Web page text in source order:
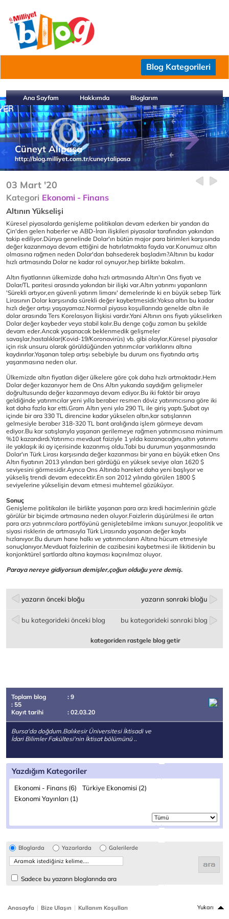
Blog Kategorileri
Ana Sayfam Hakkımda Bloglarım
Cüneyt Alipaşa
http://blog.milliyet.com.tr/cuneytalipasa
03 Mart '20
Kategori Ekonomi - Finans
Altının Yükselişi
Küresel piyasalarda genişleme politikaları devam ederken bir yandan da
Çin'den gelen haberler ve ABD-İran ilişkileri piyasalar tarafından yakından
takip ediliyor.Dünya genelinde Dolar'ın bütün major para birimleri karşısında
değer kazanmaya devam ettiğini de hatırlatmakta fayda var.Konumuz altın
olmasına rağmen neden Dolar'dan bahsederek başladım?Altının bu kadar
hızlı artmasında Dolar ne kadar rol oynuyor,hep birlikte bakalım.
Altın fiyatlarının ülkemizde daha hızlı artmasında Altın'ın Ons fiyatı ve
Dolar/TL paritesi arasında yakından bir ilişki var.Altın yatırımı yapanların
'Sürekli artıyor,en güvenli yatırım limanı' demelerinde ki en büyük sebep Türk
Lirasının Dolar karşısında sürekli değer kaybetmesidir.Yoksa altın bu kadar
hızlı değer artışı yaşayamaz.Normal piyasa koşullarında genelde altın ile
dolar arasında Ters Korelasyon İlişkisi vardır.Yani Altının ons fiyatı yükselirken
Dolar değer kaybeder veya stabil kalır.Bu denge çoğu zaman bu şekilde
devam eder.Ancak yaşanacak beklenmedik gelişmeler
savaşlar,hastalıklar(Kovid-19/Koronavirüs) vb. gibi olaylar,Küresel piyasalar
için risk unsuru olarak görüldüğünden yatırımcılar varlıklarını altına
kaydırırlar.Yaşanan talep artışı sebebiyle bu durum ons fiyatında artış
yaşanmasına neden olur.
Ülkemizde altın fiyatları diğer ülkelere göre çok daha hızlı artmaktadır.Hem
Dolar değer kazanıyor hem de Ons Altın yukarıda saydığım gelişmeler
doğrultusunda değer kazanmaya devam ediyor.Bu iki faktör bir araya
geldiğinde yatırımcılar yeni yılla beraber resmen döviz yatırımcısına göre iki
kat daha fazla kar etti.Gram Altın yeni yıla 290 TL ile giriş yaptı.Şubat ayı
içinde bir ara 330 TL direncine kadar yükselen altın,kar satışlarının
gelmesiyle beraber 318-320 TL bant aralığında işlem görmeye devam
ediyor.Bu kar satışlarıyla yaşanan gerilemeye rağmen yatırımcısına minimum
%10 kazandırdı.Yatırımcı mevduat faiziyle 1 yılda kazanacağını,altın yatırımı
ile yaklaşık iki ay içerisinde kazanmış oldu.Tabi bu durumun yaşanmasında
Dolar'ın Türk Lirası karşısında değer kazanması bir yana en büyük etken Ons
Altın fiyatının 2013 yılından beri gördüğü en yüksek seviye olan 1620 $
seviyesini görmesidir.Ayrıca Ons Altında hareket daha yeni başlıyor ve
yükseliş trendi devam edecektir.En son 2012 yılında görülen 1800 $
seviyelerine yükselişin devam etmesi muhtemel gözüküyor.
Sonuç
Genişleme politikaları ile birlikte yaşanan para arzı kredi hacimlerinin gözle
görülür bir biçimde artmasına neden oluyor.Faizlerin düşürülmesi ile artan
para arzı yatırımcılara portföyünü genişletebilme imkanı sunuyor.Jeopolitik ve
siyasi risklerin de artmasıyla Türk Lirasında yaşanan değer kaybı
hızlanıyor.Bu durum hane halkı ve yatırımcıların Altına hücum etmesiyle
sonuçlanıyor.Mevduat faizlerinin de cazibesini kaybetmesi ile likitidenin bu
konjonktürel şartlarda altına kayması kaçınılmaz oluyor.
Paraya nereye gidiyorsun demişler,çoğun olduğu yere demiş.
yazarın önceki bloğu yazarın sonraki bloğu
bu kategorideki önceki blog bu kategorideki sonraki blog
kategoriden rastgele blog getir
Toplam blog
: 9
: 55
Kayıt tarihi
: 02.03.20
Bursa'da doğdum.Balıkesir Üniversitesi İktisadi ve
İdari Bilimler Fakültesi'nin İktisat bölümünü ..
Yazdığım Kategoriler
Ekonomi - Finans (6)
Türkiye Ekonomisi (2)
Ekonomi Yayınları (1)
Bloglarda Yazarlarda Galerilerde
Sadece bu yazarın bloglarında ara
Anasayfa | Bize Ulaşın | Kullanım Koşulları Yukarı